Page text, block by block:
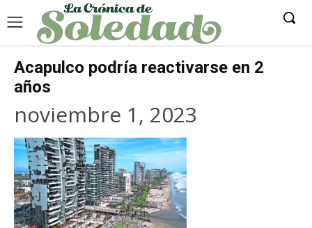
Acapulco podría reactivarse en 2
años
noviembre 1, 2023